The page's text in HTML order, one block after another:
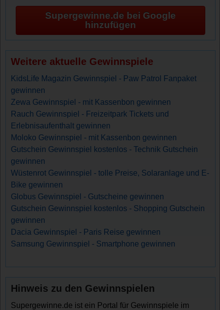
Supergewinne.de bei Google
hinzufügen
Weitere aktuelle Gewinnspiele
KidsLife Magazin Gewinnspiel - Paw Patrol Fanpaket
gewinnen
Zewa Gewinnspiel - mit Kassenbon gewinnen
Rauch Gewinnspiel - Freizeitpark Tickets und
Erlebnisaufenthalt gewinnen
Moloko Gewinnspiel - mit Kassenbon gewinnen
Gutschein Gewinnspiel kostenlos - Technik Gutschein
gewinnen
Wüstenrot Gewinnspiel - tolle Preise, Solaranlage und E-
Bike gewinnen
Globus Gewinnspiel - Gutscheine gewinnen
Gutschein Gewinnspiel kostenlos - Shopping Gutschein
gewinnen
Dacia Gewinnspiel - Paris Reise gewinnen
Samsung Gewinnspiel - Smartphone gewinnen
Hinweis zu den Gewinnspielen
Supergewinne.de ist ein Portal für Gewinnspiele im